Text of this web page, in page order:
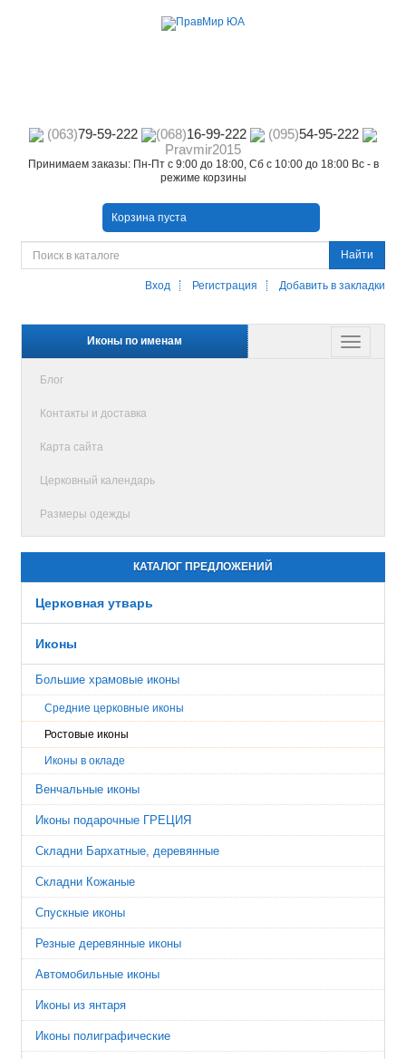
(063)79-59-222 (068)16-99-222 (095)54-95-222
Pravmir2015
Принимаем заказы: Пн-Пт с 9:00 до 18:00, Сб с 10:00 до 18:00 Вс - в
режиме корзины
Корзина пуста
Найти
Вход Регистрация Добавить в закладки
Иконы по именам
Блог
Контакты и доставка
Карта сайта
Церковный календарь
Размеры одежды
КАТАЛОГ ПРЕДЛОЖЕНИЙ
Церковная утварь
Иконы
Большие храмовые иконы
Средние церковные иконы
Ростовые иконы
Иконы в окладе
Венчальные иконы
Иконы подарочные ГРЕЦИЯ
Складни Бархатные, деревянные
Складни Кожаные
Спускные иконы
Резные деревянные иконы
Автомобильные иконы
Иконы из янтаря
Иконы полиграфические